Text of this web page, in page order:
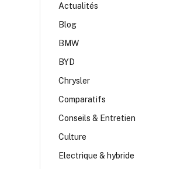
Actualités
Blog
BMW
BYD
Chrysler
Comparatifs
Conseils & Entretien
Culture
Electrique & hybride